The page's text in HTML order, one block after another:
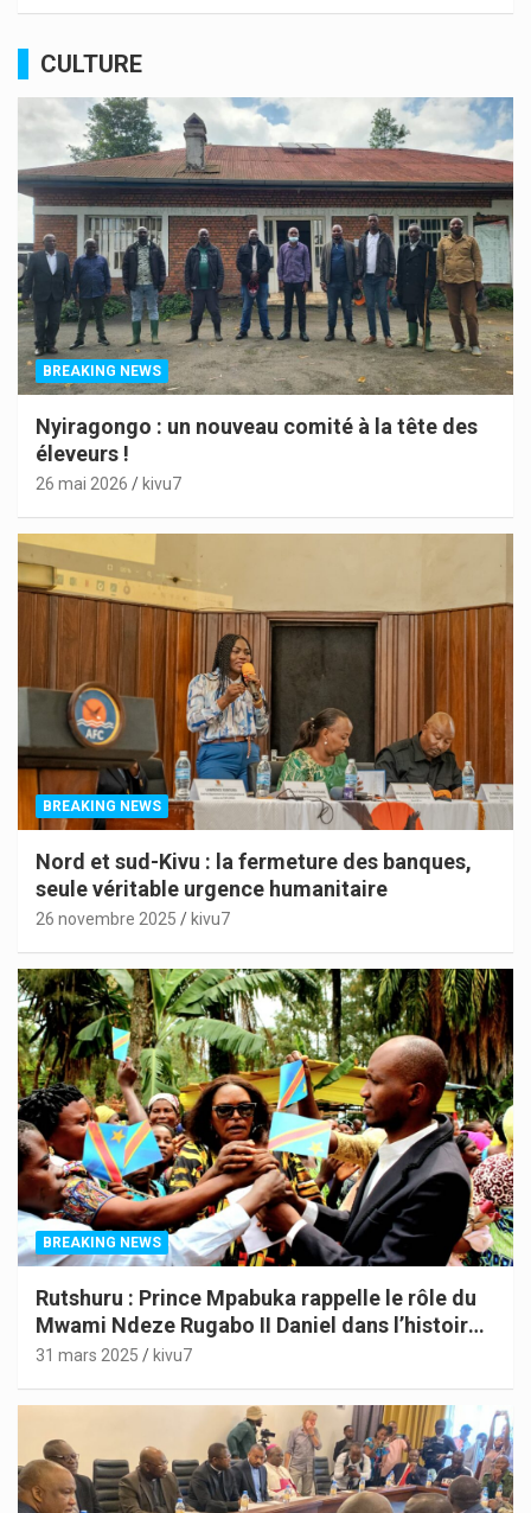
CULTURE
BREAKING NEWS
Nyiragongo : un nouveau comité à la tête des
éleveurs !
26 mai 2026 kivu7
BREAKING NEWS
Nord et sud-Kivu : la fermeture des banques,
seule véritable urgence humanitaire
26 novembre 2025 kivu7
BREAKING NEWS
Rutshuru : Prince Mpabuka rappelle le rôle du
Mwami Ndeze Rugabo II Daniel dans l’histoire
de l’Indépendance du Congo
31 mars 2025 kivu7